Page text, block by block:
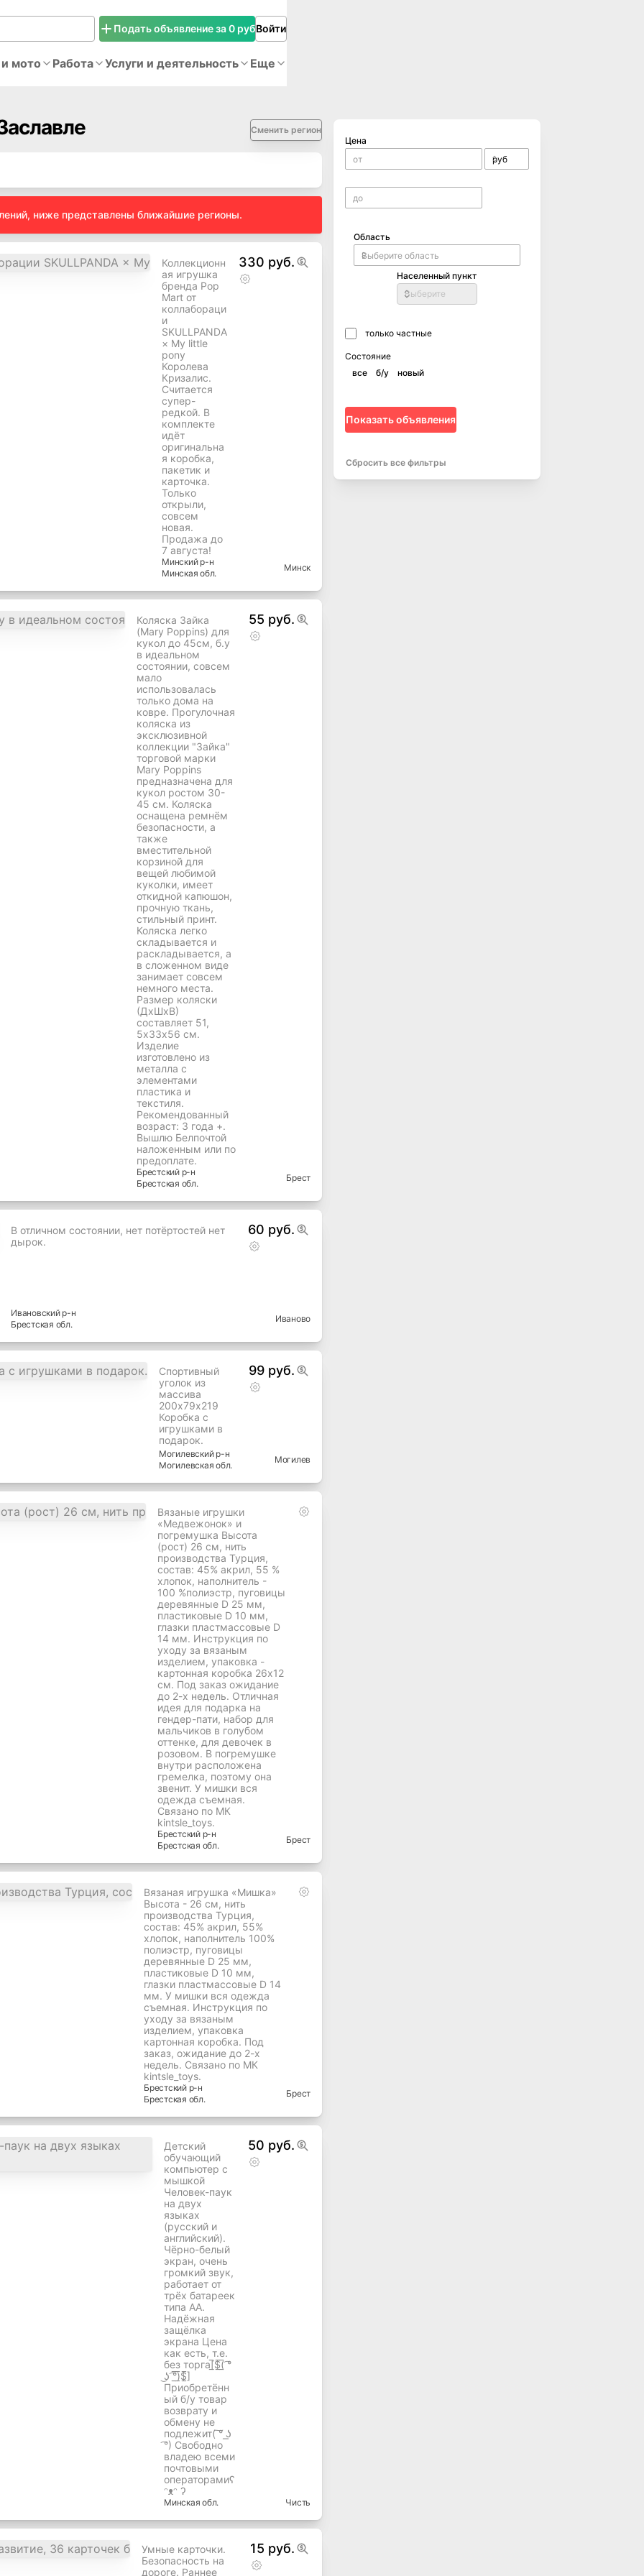
Подать объявление за 0 рубВойти
мото Работа Услуги и деятельность Еще
Сменить регион
ниже представлены ближайшие регионы.
Коллекционн
ая игрушка
бренда Pop
Mart от
коллабораци
и
SKULLPANDA
× My little
pony
Королева
Кризалис.
Считается
супер-
редкой. В
комплекте
идёт
оригинальна
я коробка,
пакетик и
карточка.
Только
открыли,
совсем
новая.
Продажа до
7 августа!
330 руб.
Минскийр-н
Минская обл.
Минск
Коляска Зайка
(Mary Poppins) для
кукол до 45см, б.у
в идеальном
состоянии, совсем
мало
использовалась
только дома на
ковре. Прогулочная
коляска из
эксклюзивной
коллекции "Зайка"
торговой марки
Mary Poppins
предназначена для
кукол ростом 30-
45 см. Коляска
оснащена ремнём
безопасности, а
также
вместительной
корзиной для
вещей любимой
куколки, имеет
откидной капюшон,
прочную ткань,
стильный принт.
Коляска легко
складывается и
раскладывается, а
в сложенном виде
занимает совсем
немного места.
Размер коляски
(ДхШхВ)
составляет 51,
5х33х56 см.
Изделие
изготовлено из
металла с
элементами
пластика и
текстиля.
Рекомендованный
возраст: 3 года +.
Вышлю Белпочтой
наложенным или по
предоплате.
55 руб.
Брестскийр-н
Брестская обл.
Брест
В отличном состоянии, нет потёртостей нет
дырок.
60 руб.
Ивановскийр-н
Брестская обл.
Иваново
Спортивный
уголок из
массива
200х79х219
Коробка с
игрушками в
подарок.
99 руб.
Могилевскийр-н
Могилевская обл.
Могилев
Вязаные игрушки
«Медвежонок» и
погремушка Высота
(рост) 26 см, нить
производства Турция,
состав: 45% акрил, 55 %
хлопок, наполнитель -
100 %полиэстр, пуговицы
деревянные D 25 мм,
пластиковые D 10 мм,
глазки пластмассовые D
14 мм. Инструкция по
уходу за вязаным
изделием, упаковка -
картонная коробка 26х12
см. Под заказ ожидание
до 2-х недель. Отличная
идея для подарка на
гендер-пати, набор для
мальчиков в голубом
оттенке, для девочек в
розовом. В погремушке
внутри расположена
гремелка, поэтому она
звенит. У мишки вся
одежда съемная.
Связано по МК
kintsle_toys.
Брестскийр-н
Брестская обл.
Брест
Вязаная игрушка «Мишка»
Высота - 26 см, нить
производства Турция,
состав: 45% акрил, 55%
хлопок, наполнитель 100%
полиэстр, пуговицы
деревянные D 25 мм,
пластиковые D 10 мм,
глазки пластмассовые D 14
мм. У мишки вся одежда
съемная. Инструкция по
уходу за вязаным
изделием, упаковка
картонная коробка. Под
заказ, ожидание до 2-х
недель. Связано по МК
kintsle_toys.
Брестскийр-н
Брестская обл.
Брест
Детский
обучающий
компьютер с
мышкой
Человек-паук
на двух
языках
(русский и
английский).
Чёрно-белый
экран, очень
громкий звук,
работает от
трёх батареек
типа АА.
Надёжная
защёлка
экрана Цена
как есть, т.е.
без торга[̲̅$̲̅(̲̅ ͡°
͜ʖ ͡°̲̅)̲̅$̲̅]
Приобретённ
ый б/у товар
возврату и
обмену не
подлежит( ͠° ͟ʖ
͡°) Свободно
владею всеми
почтовыми
операторамиʕ
ᵔᴥᵔ ʔ
50 руб.
Минская обл. Чисть
Умные карточки.
Безопасность на
дороге. Раннее
15 руб.
Цена
Область
Населенный пункт
Выберите
только частные
Состояние
все
б/у новый
Показать объявления
Сбросить все фильтры